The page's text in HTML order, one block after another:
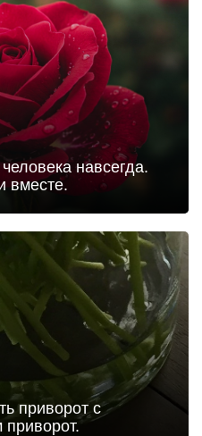
навсегда.
вместе.
приворот с